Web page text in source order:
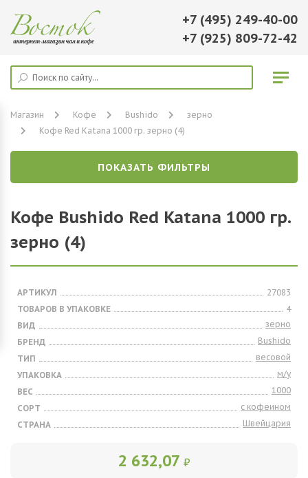
+7 (495) 249-40-00
+7 (925) 809-72-42
Магазин Кофе Bushido
зерно
Кофе Red Katana 1000 гр. зерно (4)
ПОКАЗАТЬ ФИЛЬТРЫ
Кофе Bushido Red Katana 1000 гр.
зерно (4)
АРТИКУЛ
27083
ТОВАРОВ В УПАКОВКЕ
4
ВИД
зерно
БРЕНД
Bushido
ТИП
весовой
УПАКОВКА
м/у
ВЕС
1000
СОРТ
с кофеином
СТРАНА
Швейцария
2 632,07 ₽